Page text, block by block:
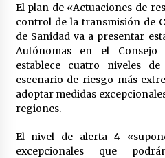
13 de mayo de 2022
La Cartuja
no tener que
Seguridad Social
13 de mayo
7 de mayo de
El plan de «Actuaciones de
control de la transmisión de
de Sanidad va a presentar
Autónomas en el
establece cuatro niveles
escenario de riesgo más
adoptar medidas
regiones.
El nivel de alerta 4
excepcionales que